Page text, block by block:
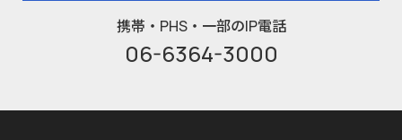
携帯・PHS・一部のIP電話
06-6364-3000